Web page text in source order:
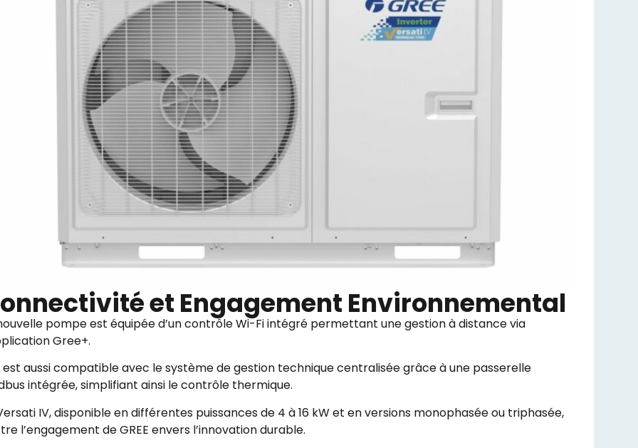
et Engagement Environnemental
pompe est équipée d’un contrôle Wi-Fi intégré permettant une gestion à distance via
Gree+.
est aussi compatible avec le système de gestion technique centralisée grâce à une passerelle
intégrée, simplifiant ainsi le contrôle thermique.
IV, disponible en différentes puissances de 4 à 16 kW et en versions monophasée ou triphasée,
l’engagement de GREE envers l’innovation durable.